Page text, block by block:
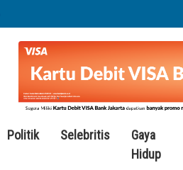
Politik Selebritis
Gaya
Hidup